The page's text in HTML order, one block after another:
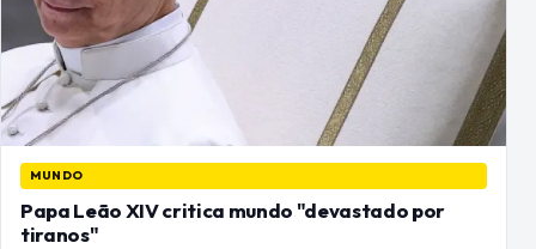
MUNDO
Papa Leão XIV critica mundo "devastado por
tiranos"